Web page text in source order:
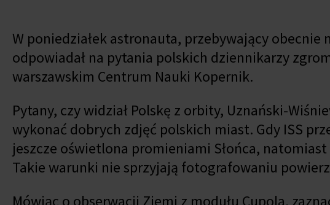
W poniedziałek astronauta, przebywający
odpowiadał na pytania polskich dziennikarzy
warszawskim Centrum Nauki Kopernik.
Pytany, czy widział Polskę z orbity, Uznański-
wykonać dobrych zdjęć polskich miast. Gdy ISS
jeszcze oświetlona promieniami Słońca,
Takie warunki nie sprzyjają fotografowaniu
Mówiąc o obserwacji Ziemi z modułu Cupola,